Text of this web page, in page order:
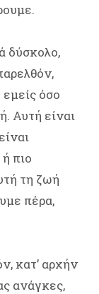
δύσκολο,
όσο
Αυτή είναι
πιο
τη ζωή
πέρα,
κατ’ αρχήν
ανάγκες,